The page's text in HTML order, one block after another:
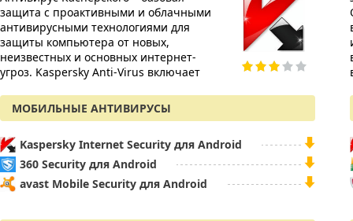
защита с проактивными и облачными
антивирусными технологиями для
защиты компьютера от новых,
неизвестных и основных интернет-
угроз. Kaspersky Anti-Virus включает
МОБИЛЬНЫЕ АНТИВИРУСЫ
Kaspersky Internet Security для Android
360 Security для Android
avast Mobile Security для Android